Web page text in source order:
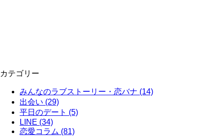
カテゴリー
みんなのラブストーリー・恋バナ (14)
出会い (29)
平日のデート (5)
LINE (34)
恋愛コラム (81)